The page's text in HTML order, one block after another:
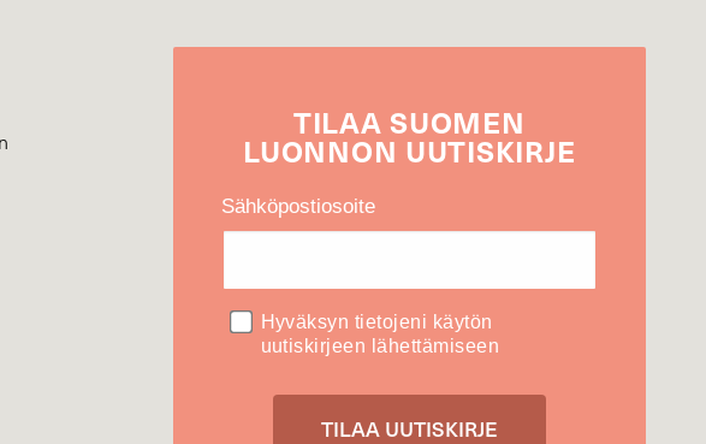
TILAASUOMEN
LUONNON UUTIS­KIRJE
Sähköpostiosoite
Hyväksyn tietojeni käytön
uutiskirjeen lähettämiseen